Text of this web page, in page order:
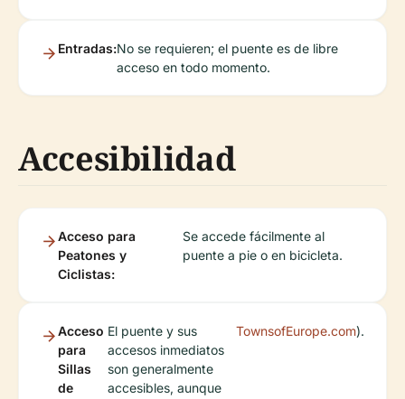
Entradas:No se requieren; el puente es de libre
acceso en todo momento.
Accesibilidad
Acceso para
Peatones y
Ciclistas:
Se accede fácilmente al
puente a pie o en bicicleta.
Acceso
para
Sillas
de
El puente y sus
accesos inmediatos
son generalmente
accesibles, aunque
TownsofEurope.com).